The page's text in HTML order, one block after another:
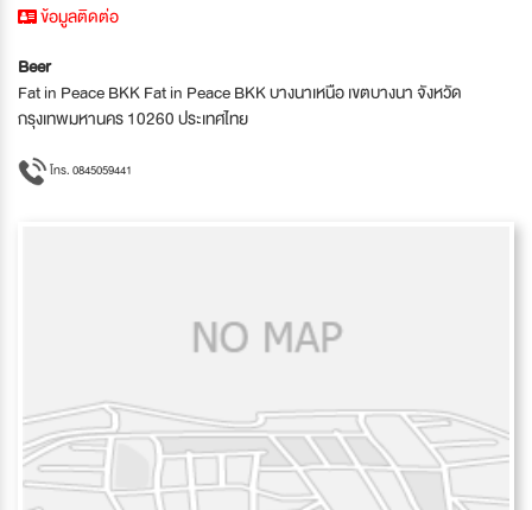
ข้อมูลติดต่อ
Beer
Fat in Peace BKK Fat in Peace BKK บางนาเหนือ เขตบางนา จังหวัด
กรุงเทพมหานคร 10260 ประเทศไทย
โทร. 0845059441